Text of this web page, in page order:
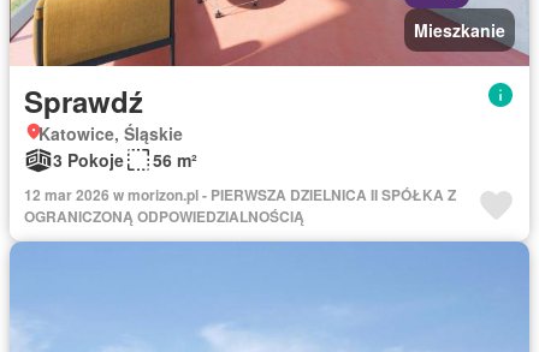
Mieszkanie
Sprawdź
Katowice, Śląskie
3 Pokoje
56 m²
12 mar 2026 w morizon.pl - PIERWSZA DZIELNICA II SPÓŁKA Z
OGRANICZONĄ ODPOWIEDZIALNOŚCIĄ